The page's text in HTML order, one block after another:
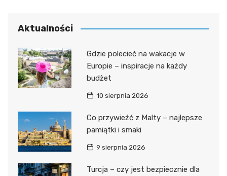
Aktualności
Gdzie polecieć na wakacje w
Europie – inspiracje na każdy
budżet
10 sierpnia 2026
Co przywieźć z Malty – najlepsze
pamiątki i smaki
9 sierpnia 2026
Turcja – czy jest bezpiecznie dla